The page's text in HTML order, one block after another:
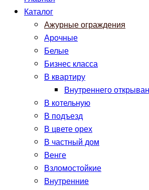
Каталог
Ажурные ограждения
Арочные
Белые
Бизнес класса
В квартиру
Внутреннего
В котельную
В подъезд
В цвете орех
В частный дом
Венге
Взломостойкие
Внутренние